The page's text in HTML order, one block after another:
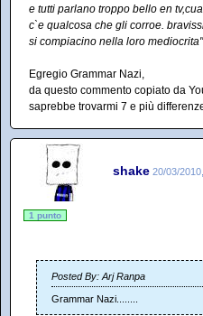
e tutti parlano troppo bello en
c`e qualcosa che gli corroe.
si compiacino nella loro mediocrita"
Egregio Grammar Nazi,
da questo commento copiato da
saprebbe trovarmi 7 e più
shake 20/03/
1 punto
Posted By: Arj Ranpa
Grammar Nazi........